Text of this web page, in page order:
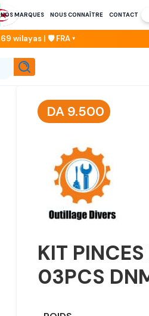
NOS MARQUES NOUS CONNAÎTRE CONTACT
DA 9.500
KIT
03PCS